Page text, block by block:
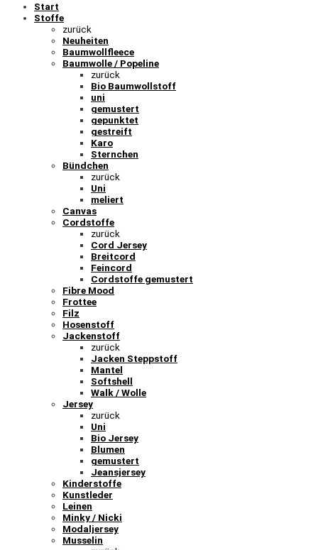
Start
Stoffe
zurück
Neuheiten
Baumwollfleece
Baumwolle / Popeline
zurück
Bio Baumwollstoff
uni
gemustert
gepunktet
gestreift
Karo
Sternchen
Bündchen
zurück
Uni
meliert
Canvas
Cordstoffe
zurück
Cord Jersey
Breitcord
Feincord
Cordstoffe gemustert
Fibre Mood
Frottee
Filz
Hosenstoff
Jackenstoff
zurück
Jacken Steppstoff
Mantel
Softshell
Walk / Wolle
Jersey
zurück
Uni
Bio Jersey
Blumen
gemustert
Jeansjersey
Kinderstoffe
Kunstleder
Leinen
Minky / Nicki
Modaljersey
Musselin